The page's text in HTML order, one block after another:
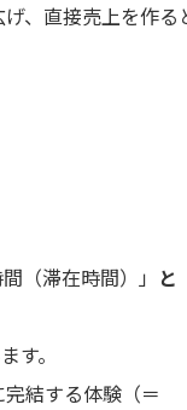
、直接売上を作る
（滞在時間）」 と
す。
結する体験（＝